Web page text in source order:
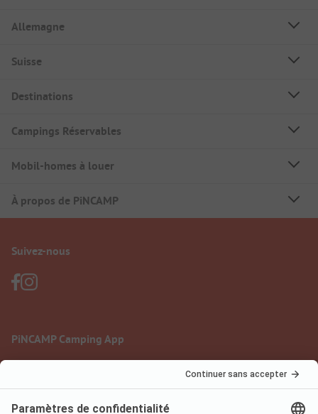
Allemagne
Suisse
Destinations
Campings Réservables
Mobil-homes à louer
À propos de PiNCAMP
Suivez-nous
PiNCAMP Camping App